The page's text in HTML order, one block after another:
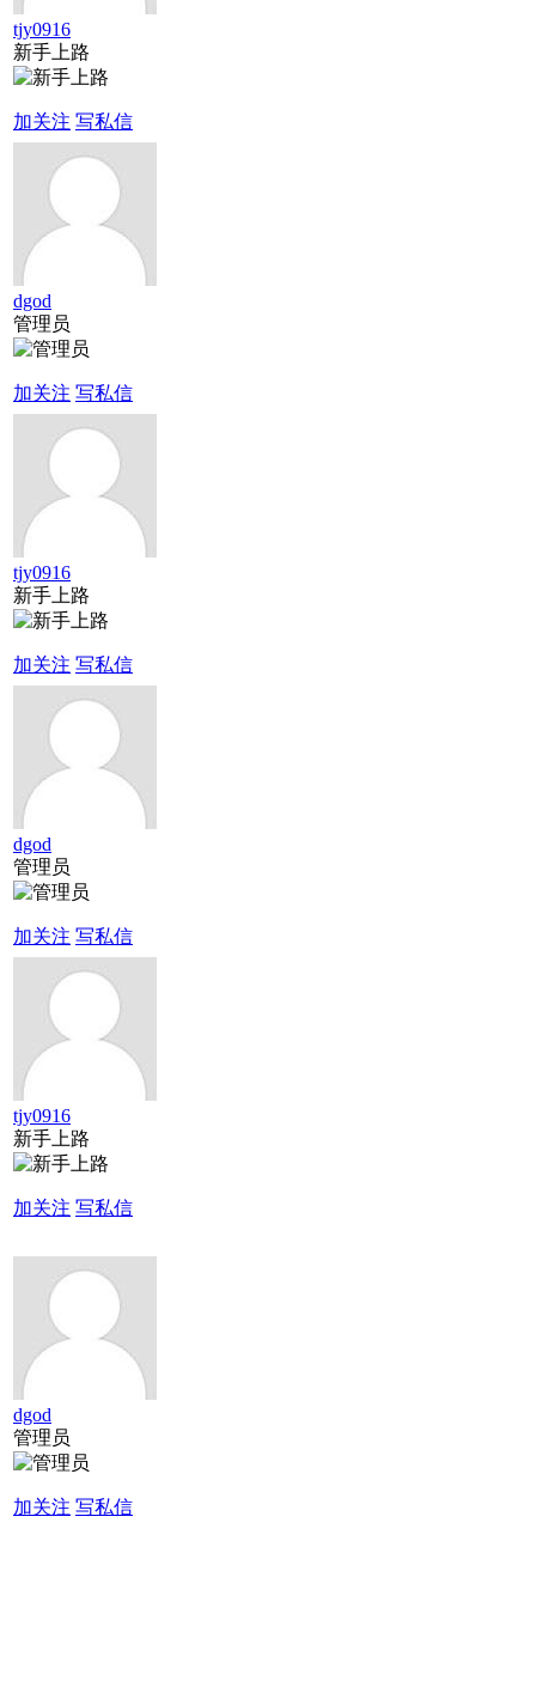
tjy0916
新手上路
加关注 写私信
dgod
管理员
加关注 写私信
tjy0916
新手上路
加关注 写私信
dgod
管理员
加关注 写私信
tjy0916
新手上路
加关注 写私信
dgod
管理员
加关注 写私信